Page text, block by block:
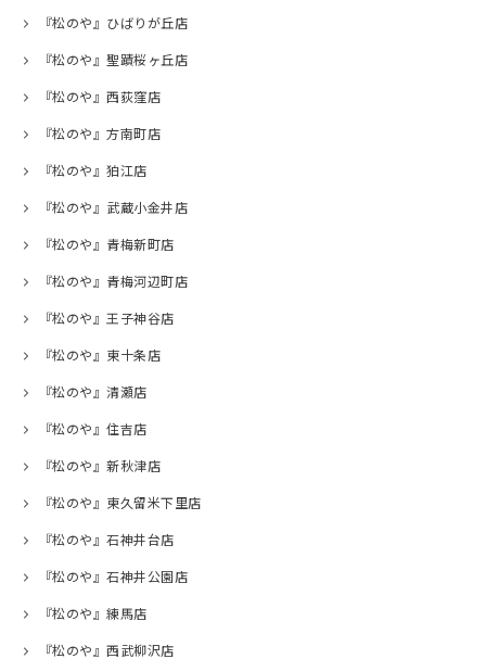
『松のや』ひばりが丘店
『松のや』聖蹟桜ヶ丘店
『松のや』西荻窪店
『松のや』方南町店
『松のや』狛江店
『松のや』武蔵小金井店
『松のや』青梅新町店
『松のや』青梅河辺町店
『松のや』王子神谷店
『松のや』東十条店
『松のや』清瀬店
『松のや』住吉店
『松のや』新秋津店
『松のや』東久留米下里店
『松のや』石神井台店
『松のや』石神井公園店
『松のや』練馬店
『松のや』西武柳沢店